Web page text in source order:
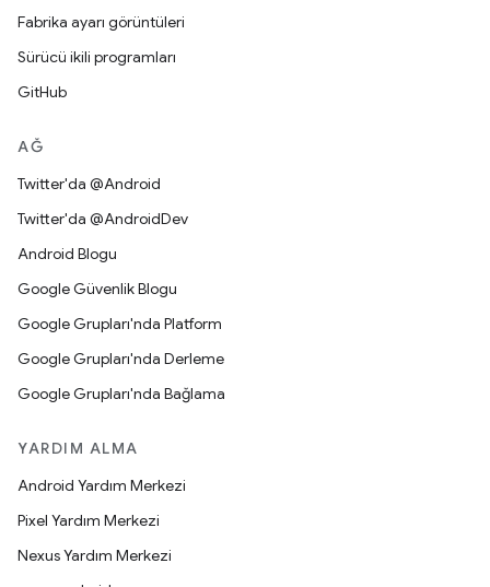
Fabrika ayarı görüntüleri
Sürücü ikili programları
GitHub
AĞ
Twitter'da @Android
Twitter'da @AndroidDev
Android Blogu
Google Güvenlik Blogu
Google Grupları'nda Platform
Google Grupları'nda Derleme
Google Grupları'nda Bağlama
YARDIM ALMA
Android Yardım Merkezi
Pixel Yardım Merkezi
Nexus Yardım Merkezi